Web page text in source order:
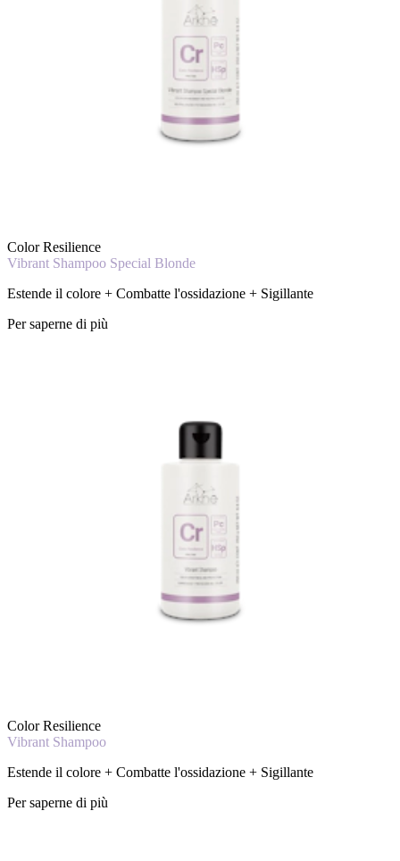
Color Resilience
Vibrant Shampoo Special Blonde
Estende il colore + Combatte l'ossidazione + Sigillante
Per saperne di più
Color Resilience
Vibrant Shampoo
Estende il colore + Combatte l'ossidazione + Sigillante
Per saperne di più